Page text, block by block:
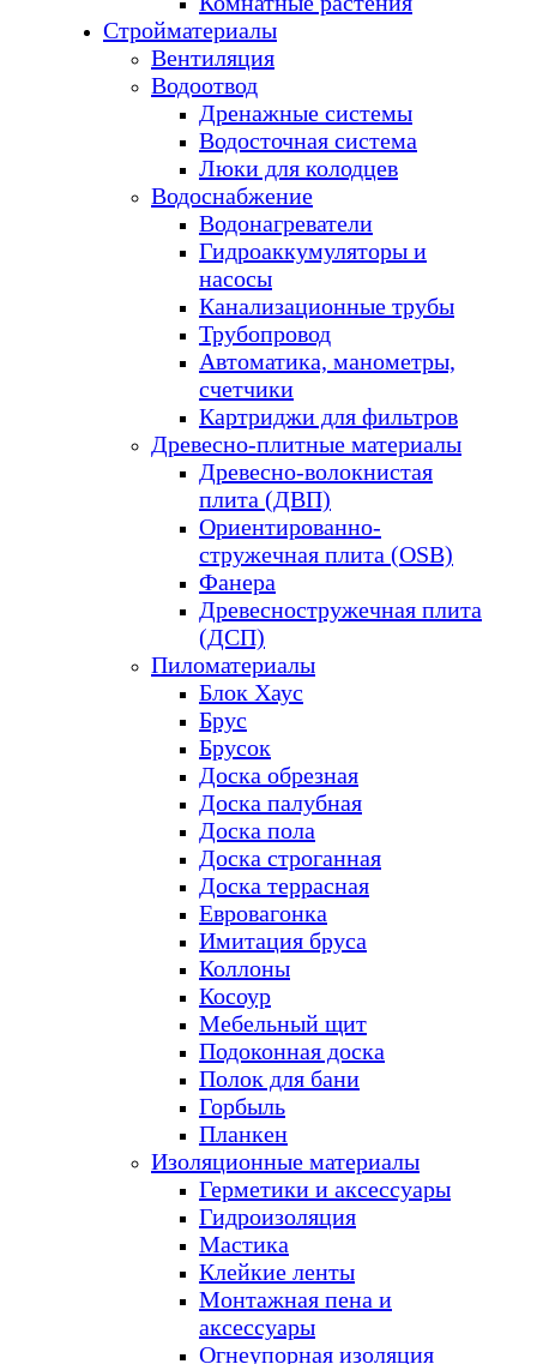
Стройматериалы
Вентиляция
Водоотвод
Дренажные системы
Водосточная система
Люки для колодцев
Водоснабжение
Водонагреватели
Гидроаккумуляторы и
насосы
Канализационные трубы
Трубопровод
Автоматика, манометры,
счетчики
Картриджи для фильтров
Древесно-плитные материалы
Древесно-волокнистая
плита (ДВП)
Ориентированно-
стружечная плита (OSB)
Фанера
Древесностружечная плита
(ДСП)
Пиломатериалы
Блок Хаус
Брус
Брусок
Доска обрезная
Доска палубная
Доска пола
Доска строганная
Доска террасная
Евровагонка
Имитация бруса
Коллоны
Косоур
Мебельный щит
Подоконная доска
Полок для бани
Горбыль
Планкен
Изоляционные материалы
Герметики и аксессуары
Гидроизоляция
Мастика
Клейкие ленты
Монтажная пена и
аксессуары
Огнеупорная изоляция